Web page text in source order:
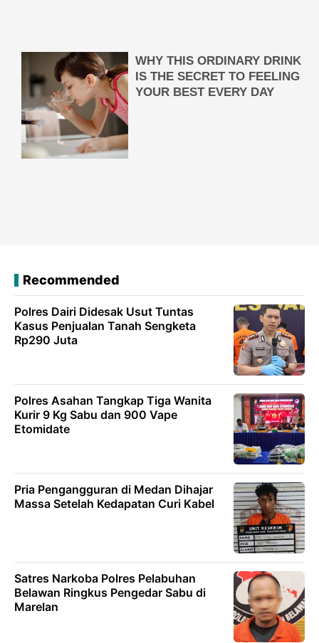
Recommended
Polres Dairi Didesak Usut Tuntas
Kasus Penjualan Tanah Sengketa
Rp290 Juta
Polres Asahan Tangkap Tiga Wanita
Kurir 9 Kg Sabu dan 900 Vape
Etomidate
Pria Pengangguran di Medan Dihajar
Massa Setelah Kedapatan Curi Kabel
Satres Narkoba Polres Pelabuhan
Belawan Ringkus Pengedar Sabu di
Marelan